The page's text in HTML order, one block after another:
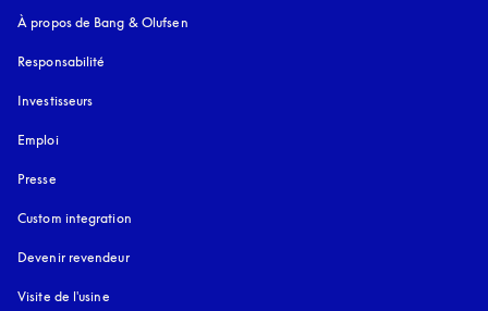
À propos de Bang & Olufsen
Responsabilité
Investisseurs
Emploi
Presse
Custom integration
Devenir revendeur
Visite de l'usine